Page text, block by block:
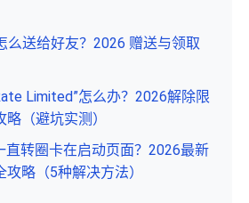
么送给好友？2026 赠送与领取
Limited”怎么办？2026解除限
（避坑实测）
直转圈卡在启动页面？2026最新
略（5种解决方法）